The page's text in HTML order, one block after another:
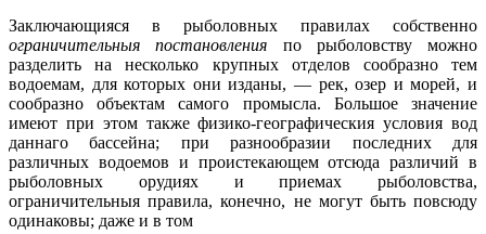
Заключающияся в рыболовных правилах собственно
ограничительныя постановления по рыболовству можно
разделить на несколько крупных отделов сообразно тем
водоемам, для которых они изданы, — рек, озер и морей, и
сообразно объектам самого промысла. Большое значение
имеют при этом также физико-географическия условия вод
даннаго бассейна; при разнообразии последних для
различных водоемов и проистекающем отсюда различий в
рыболовных орудиях и приемах рыболовства,
ограничительныя правила, конечно, не могут быть повсюду
одинаковы; даже и в том